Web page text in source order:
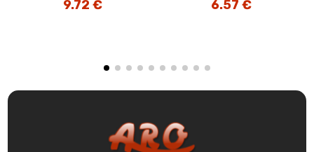
cena
9.72€cena
cena
6.57€cena